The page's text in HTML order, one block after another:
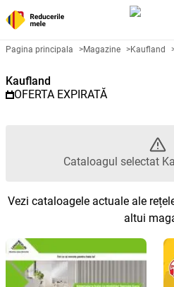
Catalog
Pagina principala >Magazine >Kaufland
Kaufland
OFERTA EXPIRATĂ
Cataloagul selectat
Vezi cataloagele actuale ale
altui